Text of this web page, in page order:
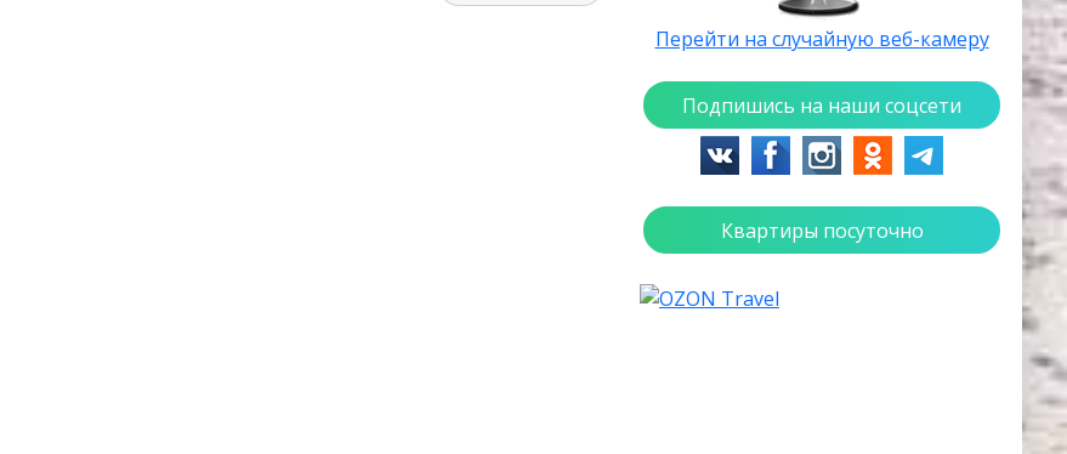
Перейти на случайную веб-камеру
Подпишись на наши соцсети
Квартиры посуточно